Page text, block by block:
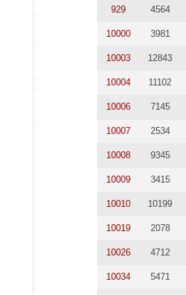
929 4564
10000 3981
10003 12843
10004 11102
10006 7145
10007 2534
10008 9345
10009 3415
10010 10199
10019 2078
10026 4712
10034 5471